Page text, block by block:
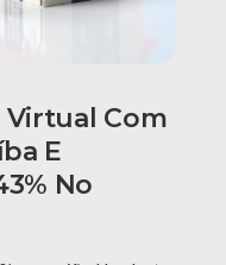
Virtual Com
E
No